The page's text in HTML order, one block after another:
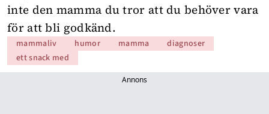
inte den mamma du tror att du behöver vara
för att bli godkänd.
mammaliv humor mamma
diagnoser
ett snack med
Annons